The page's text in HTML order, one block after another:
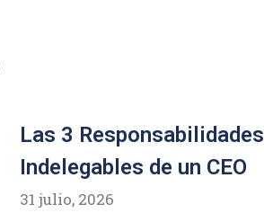
Las 3 Responsabilidades
Indelegables de un CEO
31 julio, 2026